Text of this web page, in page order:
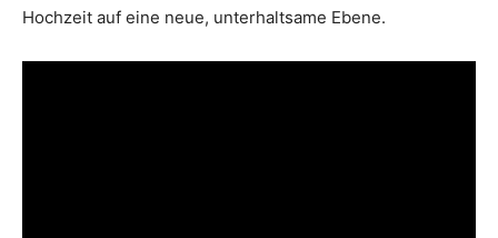
Hochzeit auf eine neue, unterhaltsame Ebene.